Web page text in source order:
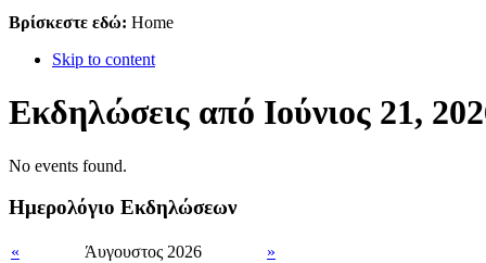
Βρίσκεστε εδώ: Home
Skip to content
Εκδηλώσεις από Ιούνιος 21,
No events found.
Ημερολόγιο Εκδηλώσεων
« Άυγουστος 2026
»